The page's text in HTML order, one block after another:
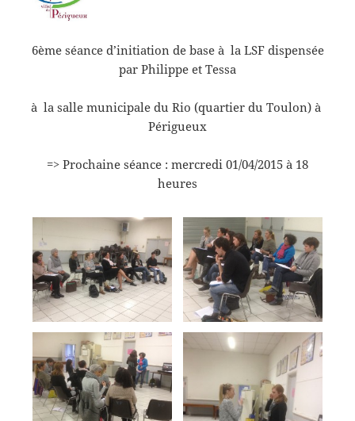
6ème séance d’initiation de base à la LSF dispensée
par Philippe et Tessa
à la salle municipale du Rio (quartier du Toulon) à
Périgueux
=> Prochaine séance : mercredi 01/04/2015 à 18
heures